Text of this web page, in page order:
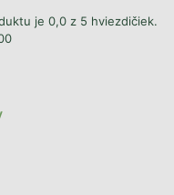
je 0,0 z 5 hviezdičiek.